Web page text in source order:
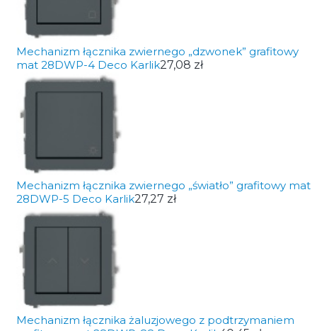
Mechanizm łącznika zwiernego „dzwonek” grafitowy
mat 28DWP-4 Deco Karlik27,08 zł
Mechanizm łącznika zwiernego „światło” grafitowy mat
28DWP-5 Deco Karlik27,27 zł
Mechanizm łącznika żaluzjowego z podtrzymaniem